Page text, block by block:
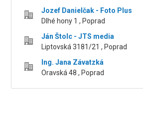
Jozef Danielčak - Foto Plus
Dlhé hony 1 , Poprad
Ján Štolc - JTS media
Liptovská 3181/21 , Poprad
Ing. Jana Závatzká
Oravská 48 , Poprad